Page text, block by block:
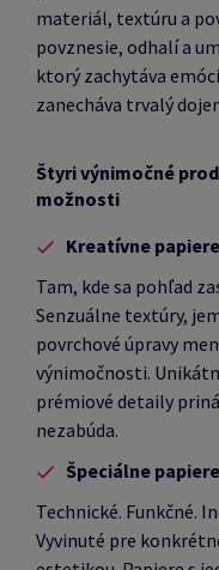
materiál, textúru a
povznesie, odhalí a
ktorý zachytáva
zanecháva trvalý
Štyri výnimočné
možnosti
Kreatívne papiere
Tam, kde sa pohľad
Senzuálne textúry,
povrchové úpravy
výnimočnosti.
prémiové detaily
nezabúda.
Špeciálne papiere
Technické. Funkčné.
Vyvinuté pre